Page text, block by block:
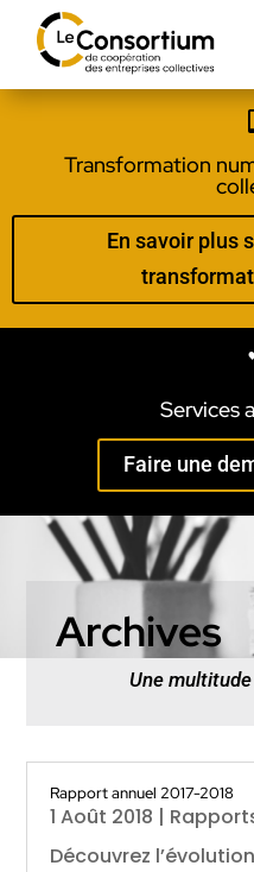
Transformation
En savoir plus
Services
Faire une
Archives
Une
Rapport annuel 2017-2018
1 Août 2018 |
Découvrez